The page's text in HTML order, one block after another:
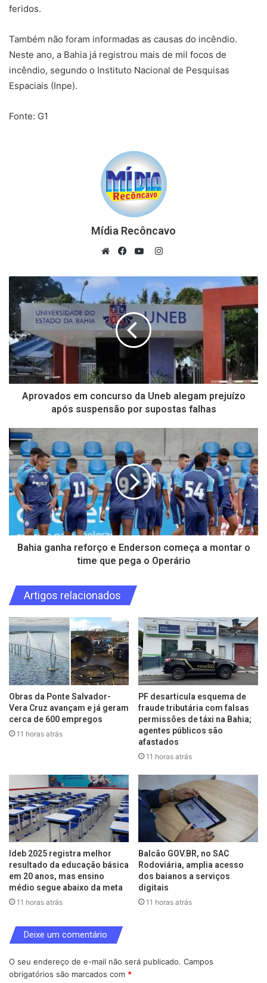
feridos.
Também não foram informadas as causas do incêndio.
Neste ano, a Bahia já registrou mais de mil focos de
incêndio, segundo o Instituto Nacional de Pesquisas
Espaciais (Inpe).
Fonte: G1
Mídia Recôncavo
Instagram
Aprovados em concurso da Uneb alegam prejuízo
após suspensão por supostas falhas
Bahia ganha reforço e Enderson começa a montar o
time que pega o Operário
Artigos relacionados
Obras da Ponte Salvador-
Vera Cruz avançam e já geram
cerca de 600 empregos
11 horas atrás
PF desarticula esquema de
fraude tributária com falsas
permissões de táxi na Bahia;
agentes públicos são
afastados
11 horas atrás
Ideb 2025 registra melhor
resultado da educação básica
em 20 anos, mas ensino
médio segue abaixo da meta
11 horas atrás
Balcão GOV.BR, no SAC
Rodoviária, amplia acesso
dos baianos a serviços
digitais
11 horas atrás
Deixe um comentário
O seu endereço de e-mail não será publicado. Campos
obrigatórios são marcados com *